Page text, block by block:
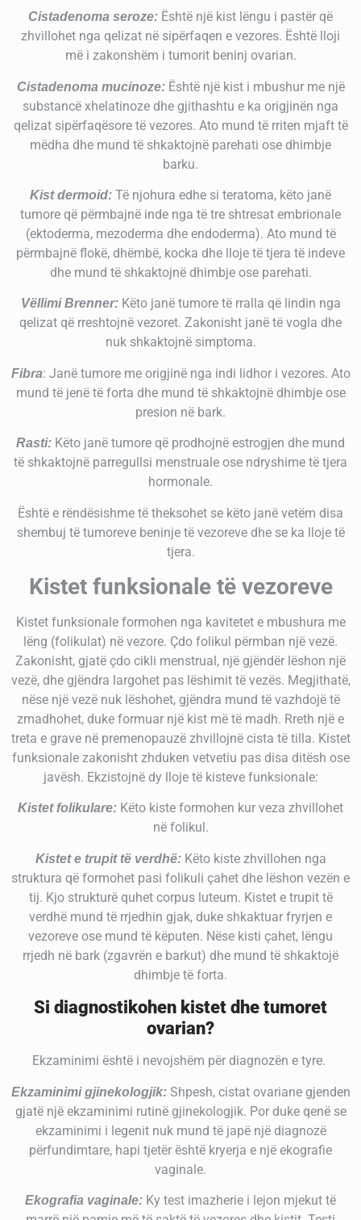
Cistadenoma seroze: Është një kist lëngu i pastër që
zhvillohet nga qelizat në sipërfaqen e vezores. Është lloji
më i zakonshëm i tumorit beninj ovarian.
Cistadenoma mucinoze: Është një kist i mbushur me një
substancë xhelatinoze dhe gjithashtu e ka origjinën nga
qelizat sipërfaqësore të vezores. Ato mund të rriten mjaft të
mëdha dhe mund të shkaktojnë parehati ose dhimbje
barku.
Kist dermoid: Të njohura edhe si teratoma, këto janë
tumore që përmbajnë inde nga të tre shtresat embrionale
(ektoderma, mezoderma dhe endoderma). Ato mund të
përmbajnë flokë, dhëmbë, kocka dhe lloje të tjera të indeve
dhe mund të shkaktojnë dhimbje ose parehati.
Vëllimi Brenner:Këto janë tumore të rralla që lindin nga
qelizat që rreshtojnë vezoret. Zakonisht janë të vogla dhe
nuk shkaktojnë simptoma.
Fibra: Janë tumore me origjinë nga indi lidhor i vezores. Ato
mund të jenë të forta dhe mund të shkaktojnë dhimbje ose
presion në bark.
Rasti: Këto janë tumore që prodhojnë estrogjen dhe mund
të shkaktojnë parregullsi menstruale ose ndryshime të tjera
hormonale.
Është e rëndësishme të theksohet se këto janë vetëm disa
shembuj të tumoreve beninje të vezoreve dhe se ka lloje të
tjera.
Kistet funksionale të vezoreve
Kistet funksionale formohen nga kavitetet e mbushura me
lëng (folikulat) në vezore. Çdo folikul përmban një vezë.
Zakonisht, gjatë çdo cikli menstrual, një gjëndër lëshon një
vezë, dhe gjëndra largohet pas lëshimit të vezës. Megjithatë,
nëse një vezë nuk lëshohet, gjëndra mund të vazhdojë të
zmadhohet, duke formuar një kist më të madh. Rreth një e
treta e grave në premenopauzë zhvillojnë cista të tilla. Kistet
funksionale zakonisht zhduken vetvetiu pas disa ditësh ose
javësh. Ekzistojnë dy lloje të kisteve funksionale:
Kistet folikulare: Këto kiste formohen kur veza zhvillohet
në folikul.
Kistet e trupit të verdhë:Këto kiste zhvillohen nga
struktura që formohet pasi folikuli çahet dhe lëshon vezën e
tij. Kjo strukturë quhet corpus luteum. Kistet e trupit të
verdhë mund të rrjedhin gjak, duke shkaktuar fryrjen e
vezoreve ose mund të këputen. Nëse kisti çahet, lëngu
rrjedh në bark (zgavrën e barkut) dhe mund të shkaktojë
dhimbje të forta.
Si diagnostikohen kistet dhe tumoret
ovarian?
Ekzaminimi është i nevojshëm për diagnozën e tyre.
Ekzaminimi gjinekologjik:Shpesh, cistat ovariane gjenden
gjatë një ekzaminimi rutinë gjinekologjik. Por duke qenë se
ekzaminimi i legenit nuk mund të japë një diagnozë
përfundimtare, hapi tjetër është kryerja e një ekografie
vaginale.
Ekografia vaginale: Ky test imazherie i lejon mjekut të